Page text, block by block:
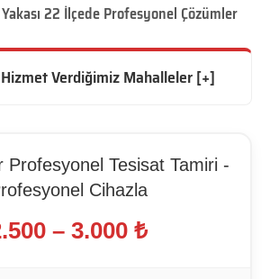
22 İlçede Profesyonel Çözümler
Verdiğimiz Mahalleler [+]
Profesyonel Tesisat Tamiri -
Cihazla
– 3.000 ₺